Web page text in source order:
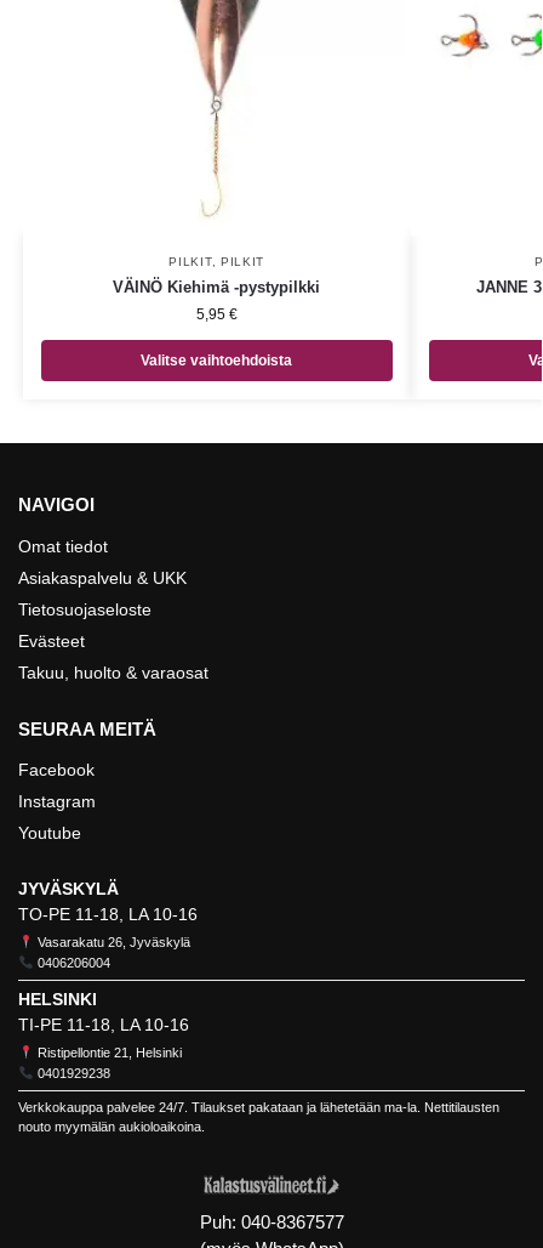
PILKIT, PILKIT
VÄINÖ Kiehimä -pystypilkki
5,95 €
Valitse vaihtoehdoista
JANNE
NAVIGOI
Omat tiedot
Asiakaspalvelu & UKK
Tietosuojaseloste
Evästeet
Takuu, huolto & varaosat
SEURAA MEITÄ
Facebook
Instagram
Youtube
JYVÄSKYLÄ
TO-PE 11-18, LA 10-16
Vasarakatu 26, Jyväskylä
0406206004
HELSINKI
TI-PE 11-18, LA 10-16
Ristipellontie 21, Helsinki
0401929238
Verkkokauppa palvelee 24/7. Tilaukset pakataan ja lähetetään ma-la. Nettitilausten
nouto myymälän aukioloaikoina.
Puh: 040-8367577